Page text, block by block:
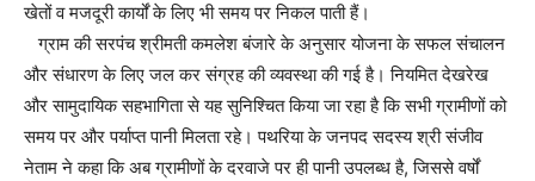
खेतों व मजदूरी कार्यों के लिए भी समय पर निकल पाती हैं।
ग्राम की सरपंच श्रीमती कमलेश बंजारे के अनुसार योजना के सफल संचालन
और संधारण के लिए जल कर संग्रह की व्यवस्था की गई है। नियमित देखरेख
और सामुदायिक सहभागिता से यह सुनिश्चित किया जा रहा है कि सभी ग्रामीणों को
समय पर और पर्याप्त पानी मिलता रहे। पथरिया के जनपद सदस्य श्री संजीव
नेताम ने कहा कि अब ग्रामीणों के दरवाजे पर ही पानी उपलब्ध है, जिससे वर्षों